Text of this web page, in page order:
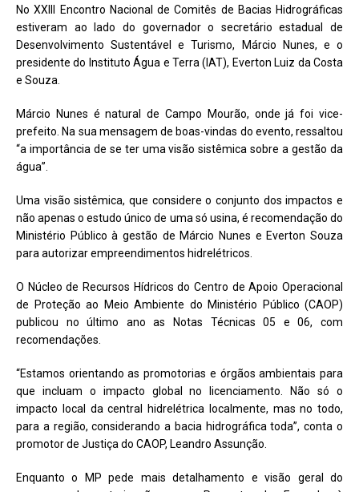
No XXIII Encontro Nacional de Comitês de Bacias Hidrográficas
estiveram ao lado do governador o secretário estadual de
Desenvolvimento Sustentável e Turismo, Márcio Nunes, e o
presidente do Instituto Água e Terra (IAT), Everton Luiz da Costa
e Souza.
Márcio Nunes é natural de Campo Mourão, onde já foi vice-
prefeito. Na sua mensagem de boas-vindas do evento, ressaltou
“a importância de se ter uma visão sistêmica sobre a gestão da
água”.
Uma visão sistêmica, que considere o conjunto dos impactos e
não apenas o estudo único de uma só usina, é recomendação do
Ministério Público à gestão de Márcio Nunes e Everton Souza
para autorizar empreendimentos hidrelétricos.
O Núcleo de Recursos Hídricos do Centro de Apoio Operacional
de Proteção ao Meio Ambiente do Ministério Público (CAOP)
publicou no último ano as Notas Técnicas 05 e 06, com
recomendações.
“Estamos orientando as promotorias e órgãos ambientais para
que incluam o impacto global no licenciamento. Não só o
impacto local da central hidrelétrica localmente, mas no todo,
para a região, considerando a bacia hidrográfica toda”, conta o
promotor de Justiça do CAOP, Leandro Assunção.
Enquanto o MP pede mais detalhamento e visão geral do